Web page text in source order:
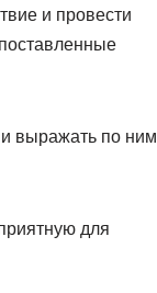
и провести
выражать по ним
для